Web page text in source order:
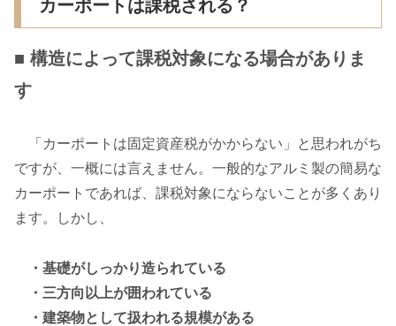
カーポートは課税される？
■ 構造によって課税対象になる場合がありま
す
「カーポートは固定資産税がかからない」と思われがち
ですが、一概には言えません。一般的なアルミ製の簡易な
カーポートであれば、課税対象にならないことが多くあり
ます。しかし、
・基礎がしっかり造られている
・三方向以上が囲われている
・建築物として扱われる規模がある